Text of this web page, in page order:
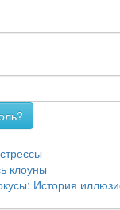
клоуны
История